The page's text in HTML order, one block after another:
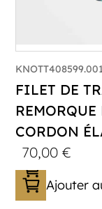
KNOTT408599.001
FILET DE
CORDON
70,00€
Ajouter